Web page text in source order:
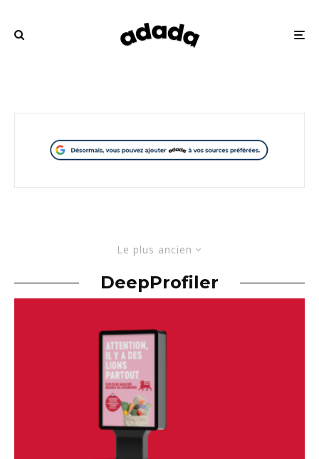
Le plus ancien
DeepProfiler